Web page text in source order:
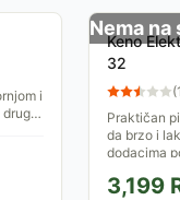
i
Nema na
Keno
32
(
Praktičan
da brzo i
dodacima
3,199